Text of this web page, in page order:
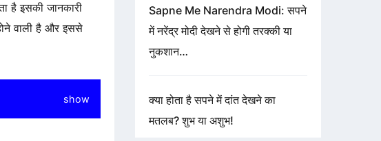
है इसकी जानकारी
वाली है और इससे
show
Sapne Me Narendra Modi: सपने
में नरेंद्र मोदी देखने से होगी तरक्की या
नुकशान…
क्या होता है सपने में दांत देखने का
मतलब? शुभ या अशुभ!